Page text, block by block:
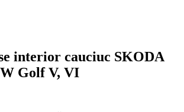
interior cauciuc SKODA
Golf V, VI